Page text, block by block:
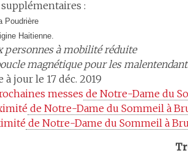
:
Poudrière
Haitienne.
personnes à mobilité réduite
magnétique pour les
jour le 17 déc. 2019
messes de Notre-Dame du
de Notre-Dame du Sommeil à
de Notre-Dame du Sommeil à